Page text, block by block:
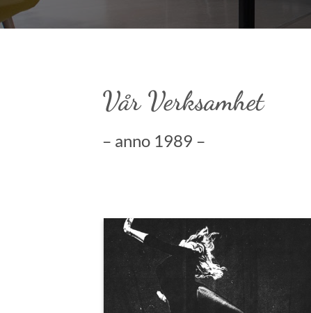
Vår Verksamhet
– anno 1989 –